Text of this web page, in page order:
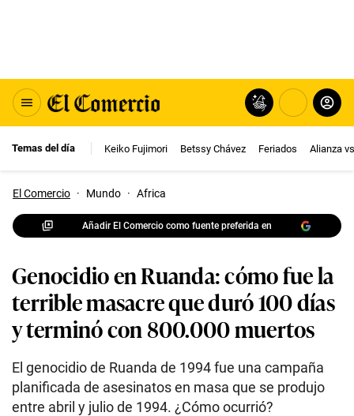
Temas del día Keiko Fujimori Betssy Chávez Feriados Alianza
El Comercio · Mundo · Africa
Añadir El Comercio como fuente preferida en
Genocidio en Ruanda: cómo fue la
terrible masacre que duró 100 días
y terminó con 800.000 muertos
El genocidio de Ruanda de 1994 fue una campaña
planificada de asesinatos en masa que se produjo
entre abril y julio de 1994. ¿Cómo ocurrió?